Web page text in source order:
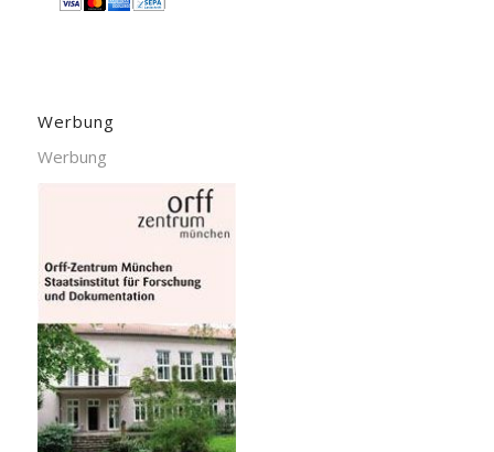
Werbung
Werbung